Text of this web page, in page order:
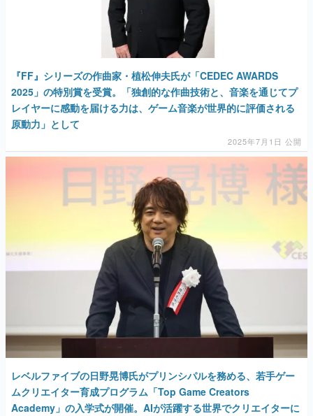
『FF』シリーズの作曲家・植松伸夫氏が「CEDEC AWARDS
2025」の特別賞を受賞。「独創的な作曲技術と、音楽を通じてプ
レイヤーに感動を届ける力は、ゲーム音楽が世界的に評価される
原動力」として
2025年7月1日 公開
レベルファイブの日野晃博氏がプリンシパルを務める、若手ゲー
ムクリエイター育成プログラム「Top Game Creators
Academy」の入学式が開催。AIが活躍する世界でクリエイターに